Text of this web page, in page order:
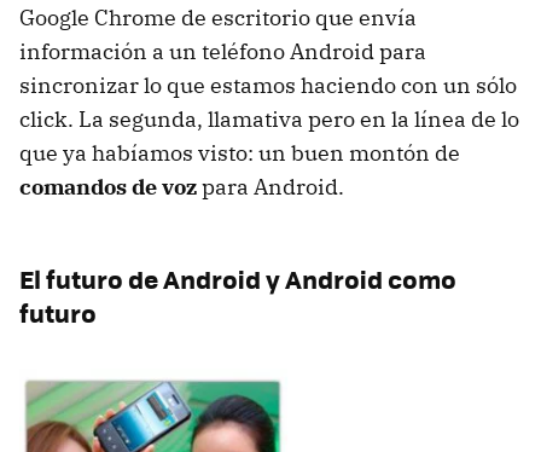
Google Chrome de escritorio que envía
información a un teléfono Android para
sincronizar lo que estamos haciendo con un sólo
click. La segunda, llamativa pero en la línea de lo
que ya habíamos visto: un buen montón de
comandos de vozpara Android.
El futuro de Android y Android como
futuro